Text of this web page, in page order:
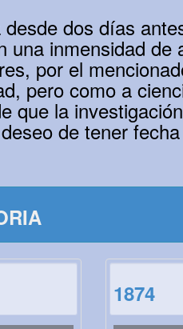
dos días
inmensidad de
por el
pero como a
que la
de tener
1874